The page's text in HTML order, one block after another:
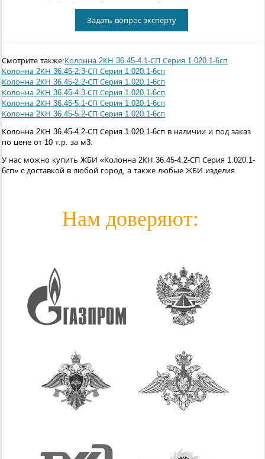
Задать вопрос эксперту
Смотрите также:Колонна 2КН 36.45-4.1-СП Серия 1.020.1-6сп
Колонна 2КН 36.45-2.3-СП Серия 1.020.1-6сп
Колонна 2КН 36.45-2.2-СП Серия 1.020.1-6сп
Колонна 2КН 36.45-4.3-СП Серия 1.020.1-6сп
Колонна 2КН 36.45-5.1-СП Серия 1.020.1-6сп
Колонна 2КН 36.45-5.2-СП Серия 1.020.1-6сп
Колонна 2КН 36.45-4.2-СП Серия 1.020.1-6сп в наличии и под заказ
по цене от 10 т.р. за м3.
У нас можно купить ЖБИ «Колонна 2КН 36.45-4.2-СП Серия 1.020.1-
6сп» с доставкой в любой город, а также любые ЖБИ изделия.
Нам доверяют: